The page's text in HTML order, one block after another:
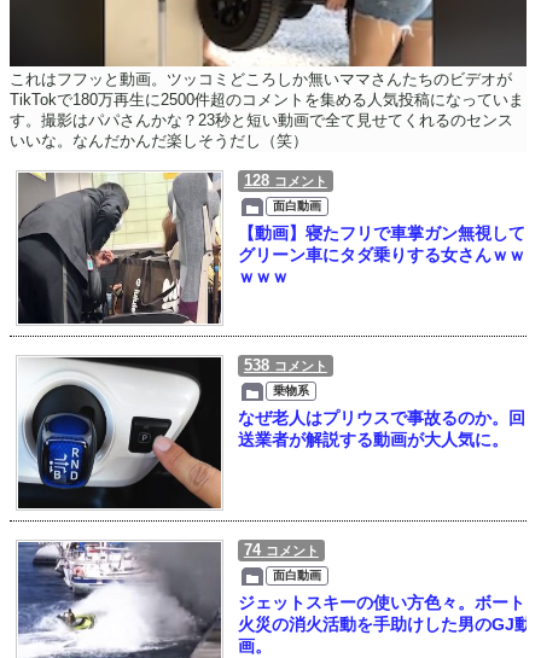
これはフフッと動画。ツッコミどころしか無いママさんたちのビデオが
TikTokで180万再生に2500件超のコメントを集める人気投稿になっていま
す。撮影はパパさんかな？23秒と短い動画で全て見せてくれるのセンス
いいな。なんだかんだ楽しそうだし（笑）
128 コメント
面白動画
【動画】寝たフリで車掌ガン無視して
グリーン車にタダ乗りする女さんｗｗ
ｗｗｗ
538 コメント
乗物系
なぜ老人はプリウスで事故るのか。回
送業者が解説する動画が大人気に。
74 コメント
面白動画
ジェットスキーの使い方色々。ボート
火災の消火活動を手助けした男のGJ動
画。